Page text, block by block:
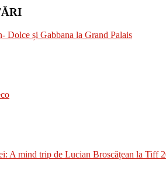
Dolce și Gabbana la Grand Palais
A mind trip de Lucian Broscățean la Tiff